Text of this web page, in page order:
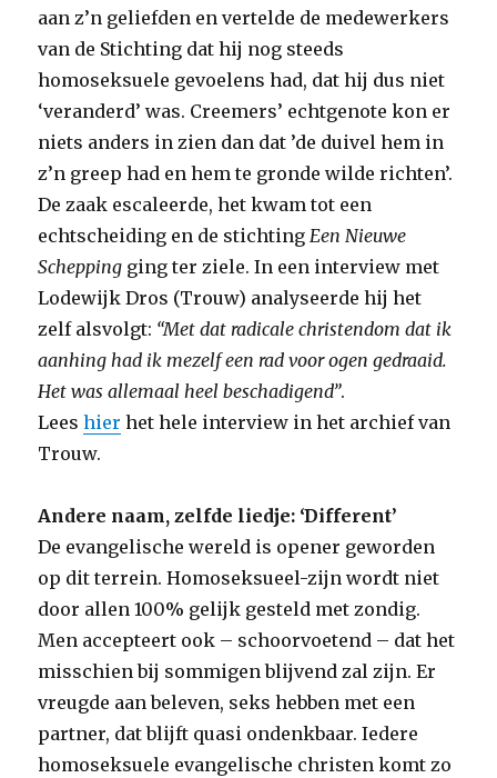
aan z’n geliefden en vertelde de medewerkers
van de Stichting dat hij nog steeds
homoseksuele gevoelens had, dat hij dus niet
‘veranderd’ was. Creemers’ echtgenote kon er
niets anders in zien dan dat ’de duivel hem in
z’n greep had en hem te gronde wilde richten’.
De zaak escaleerde, het kwam tot een
echtscheiding en de stichtingEen Nieuwe
Schepping ging ter ziele. In een interview met
Lodewijk Dros (Trouw) analyseerde hij het
zelf alsvolgt: “Met dat radicale christendom dat ik
aanhing had ik mezelf een rad voor ogen gedraaid.
Het was allemaal heel beschadigend”.
Leeshier het hele interview in het archief van
Trouw.
Andere naam, zelfde liedje: ‘Different’
De evangelische wereld is opener geworden
op dit terrein. Homoseksueel-zijn wordt niet
door allen 100% gelijk gesteld met zondig.
Men accepteert ook – schoorvoetend – dat het
misschien bij sommigen blijvend zal zijn. Er
vreugde aan beleven, seks hebben met een
partner, dat blijft quasi ondenkbaar. Iedere
homoseksuele evangelische christen komt zo